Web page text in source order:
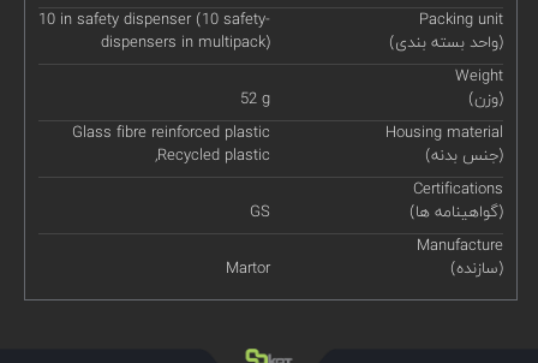
Packing unit
(واحد بسته بندی)
10 in safety dispenser (10 safety-
dispensers in multipack)
Weight
(وزن)
52 g
Housing material
(جنس بدنه)
Glass fibre reinforced plastic
,Recycled plastic
Certifications
(گواهینامه ها)
GS
Manufacture
(سازنده)
Martor